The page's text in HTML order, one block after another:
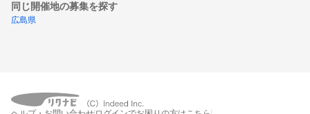
同じ開催地の募集を探す
広島県
エントリーするとプログラムの詳細案内を